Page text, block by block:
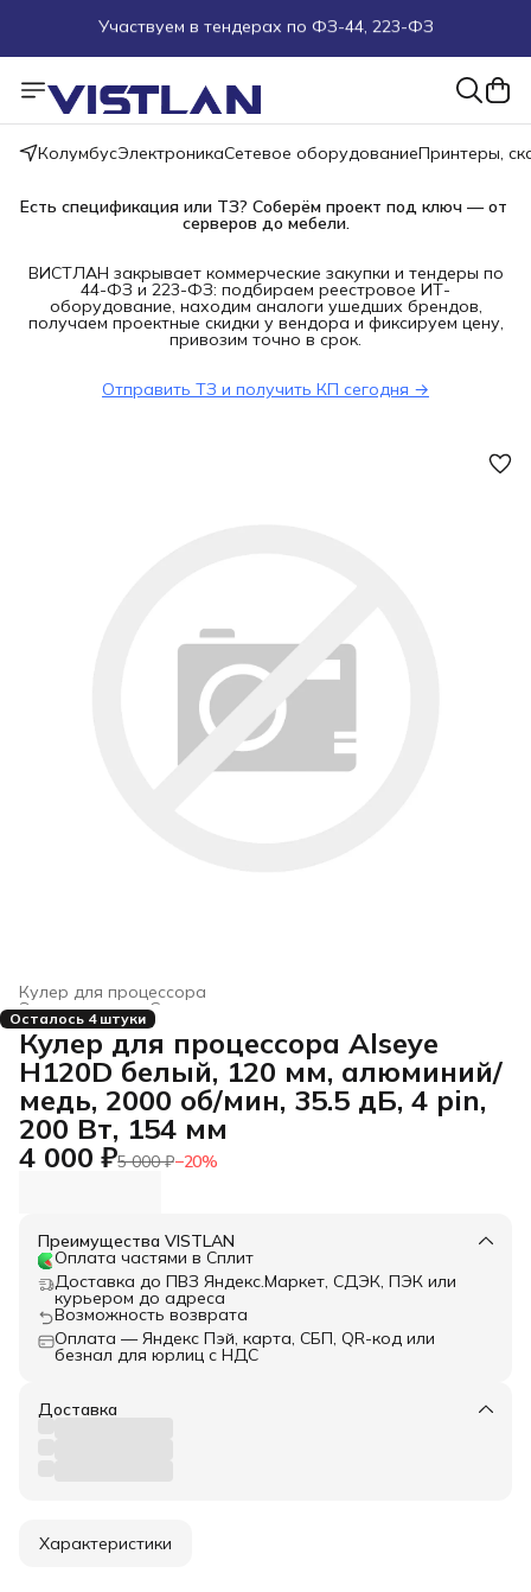
Поможем подобрать оборудование под ТЗ
Пуско-наладочные работы
Более 100 000 позиций в наличии и под заказ
КолумбусЭлектроникаСетевое оборудованиеПринтеры,
Есть спецификация или ТЗ? Соберём проект под ключ — от
серверов до мебели.
ВИСТЛАН закрывает коммерческие закупки и тендеры по
44-ФЗ и 223-ФЗ: подбираем реестровое ИТ-
оборудование, находим аналоги ушедших брендов,
получаем проектные скидки у вендора и фиксируем цену,
привозим точно в срок.
Отправить ТЗ и получить КП сегодня →
Кулер для процессора
Системы охлаждения для компьютеров
Электроника ›
Главная ›
Осталось 4 штуки
Кулер для процессора Alseye
H120D белый, 120 мм, алюминий/
медь, 2000 об/мин, 35.5 дБ, 4 pin,
200 Вт, 154 мм
4 000 ₽5 000 ₽−20%
Преимущества VISTLAN
Оплата частями в Сплит
Доставка до ПВЗ Яндекс.Маркет, СДЭК, ПЭК или
курьером до адреса
Возможность возврата
Оплата — Яндекс Пэй, карта, СБП, QR-код или
безнал для юрлиц с НДС
Доставка
Характеристики